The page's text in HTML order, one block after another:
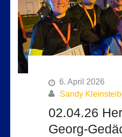
6. April 2026
Sandy
02.04.26
Georg-